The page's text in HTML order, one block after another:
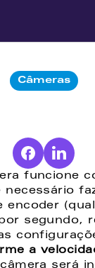
Câmeras
funcione
necessário
encoder
segundo,
a
será